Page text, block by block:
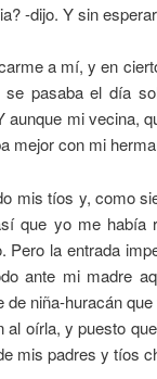
-dijo. Y sin
a mí, y en
se pasaba el día
aunque mi vecina,
mejor con mi
mis tíos y, como
que yo me había
Pero la entrada
ante mi madre
de niña-huracán
al oírla, y puesto
mis padres y tíos